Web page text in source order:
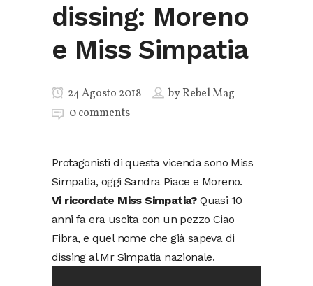
dissing: Moreno
e Miss Simpatia
24 Agosto 2018 byRebel Mag
0 comments
Protagonisti di questa vicenda sono Miss
Simpatia, oggi Sandra Piace e Moreno.
Vi ricordate Miss Simpatia?Quasi 10
anni fa era uscita con un pezzo Ciao
Fibra, e quel nome che già sapeva di
dissing al Mr Simpatia nazionale.